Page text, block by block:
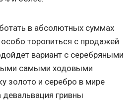
в абсолютных суммах
торопиться с продажей
вариант с серебряными
самыми ходовыми
золото и серебро в мире
девальвация гривны